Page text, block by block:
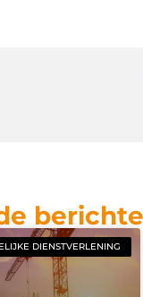
DIENSTVERLENING